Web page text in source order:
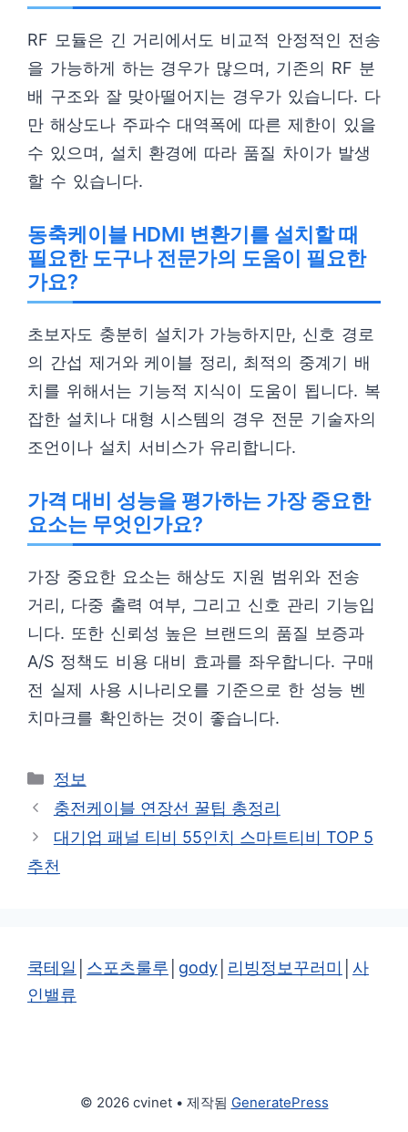
RF 모듈은 긴 거리에서도 비교적 안정적인 전송
을 가능하게 하는 경우가 많으며, 기존의 RF 분
배 구조와 잘 맞아떨어지는 경우가 있습니다. 다
만 해상도나 주파수 대역폭에 따른 제한이 있을
수 있으며, 설치 환경에 따라 품질 차이가 발생
할 수 있습니다.
동축케이블 HDMI 변환기를 설치할 때
필요한 도구나 전문가의 도움이 필요한
가요?
초보자도 충분히 설치가 가능하지만, 신호 경로
의 간섭 제거와 케이블 정리, 최적의 중계기 배
치를 위해서는 기능적 지식이 도움이 됩니다. 복
잡한 설치나 대형 시스템의 경우 전문 기술자의
조언이나 설치 서비스가 유리합니다.
가격 대비 성능을 평가하는 가장 중요한
요소는 무엇인가요?
가장 중요한 요소는 해상도 지원 범위와 전송
거리, 다중 출력 여부, 그리고 신호 관리 기능입
니다. 또한 신뢰성 높은 브랜드의 품질 보증과
A/S 정책도 비용 대비 효과를 좌우합니다. 구매
전 실제 사용 시나리오를 기준으로 한 성능 벤
치마크를 확인하는 것이 좋습니다.
카
테
리
정보
충전케이블 연장선 꿀팁 총정리
대기업 패널 티비 55인치 스마트티비 TOP 5
추천
쿡테일 스포츠룰루 gody 리빙정보꾸러미
사
인밸류
© 2026 cvinet• 제작됨 GeneratePress